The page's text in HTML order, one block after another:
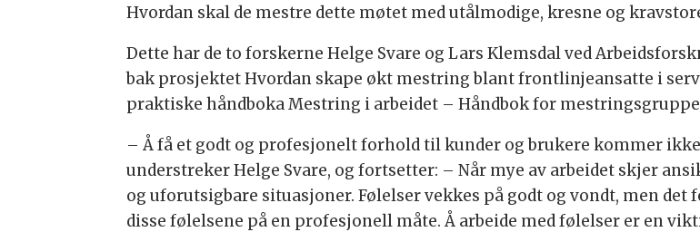
Hvordan skal de mestre dette møtet med utålmodige, kresne og
Dette har de to forskerne Helge Svare og Lars Klemsdal ved
bak prosjektet Hvordan skape økt mestring blant frontlinjeansatte i
praktiske håndboka Mestring i arbeidet – Håndbok for
– Å få et godt og profesjonelt forhold til kunder og brukere kommer ikke
understreker Helge Svare, og fortsetter: – Når mye av arbeidet skjer
og uforutsigbare situasjoner. Følelser vekkes på godt og vondt, men
disse følelsene på en profesjonell måte. Å arbeide med følelser er en